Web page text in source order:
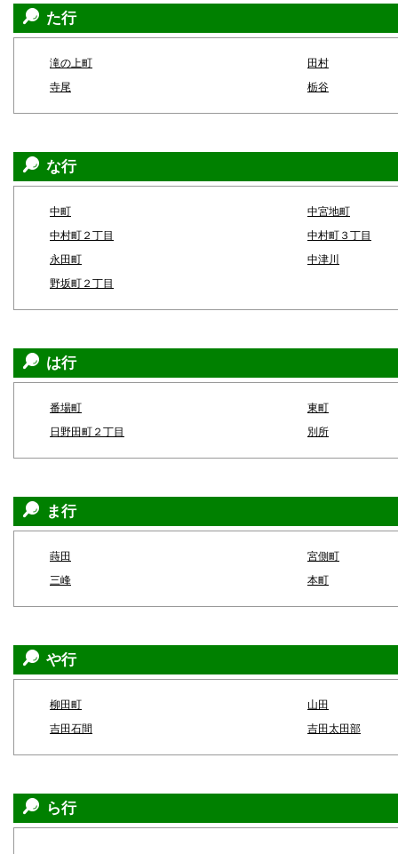
た行
滝の上町
田村
寺尾
栃谷
な行
中町
中宮地町
中村町２丁目
中村町３丁目
永田町
中津川
野坂町２丁目
は行
番場町
東町
日野田町２丁目
別所
ま行
蒔田
宮側町
三峰
本町
や行
柳田町
山田
吉田石間
吉田太田部
ら行